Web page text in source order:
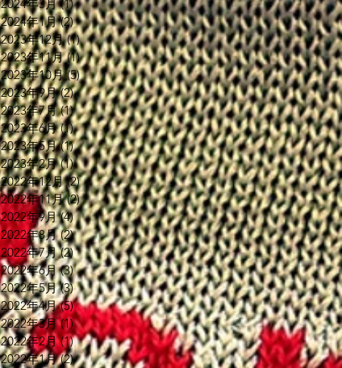
2024年3月 (1)1 篇文章
2024年1月 (2)2 篇文章
2023年12月 (1)1 篇文章
2023年11月 (1)1 篇文章
2023年10月 (5)5 篇文章
2023年9月 (2)2 篇文章
2023年7月 (1)1 篇文章
2023年6月 (1)1 篇文章
2023年5月 (1)1 篇文章
2023年2月 (1)1 篇文章
2022年12月 (2)2 篇文章
2022年11月 (2)2 篇文章
2022年9月 (4)4 篇文章
2022年8月 (2)2 篇文章
2022年7月 (2)2 篇文章
2022年6月 (3)3 篇文章
2022年5月 (3)3 篇文章
2022年4月 (5)5 篇文章
2022年3月 (1)1 篇文章
2022年2月 (1)1 篇文章
2022年1月 (2)2 篇文章